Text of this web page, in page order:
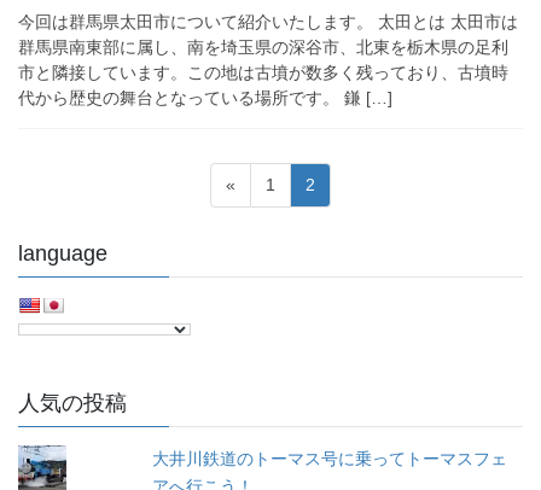
今回は群馬県太田市について紹介いたします。 太田とは 太田市は
群馬県南東部に属し、南を埼玉県の深谷市、北東を栃木県の足利
市と隣接しています。この地は古墳が数多く残っており、古墳時
代から歴史の舞台となっている場所です。 鎌 […]
ナ
ビ
ゲ
シ
ョ
ン
«
固
定
1
固
定
2
language
人気の投稿
大井川鉄道のトーマス号に乗ってトーマスフェ